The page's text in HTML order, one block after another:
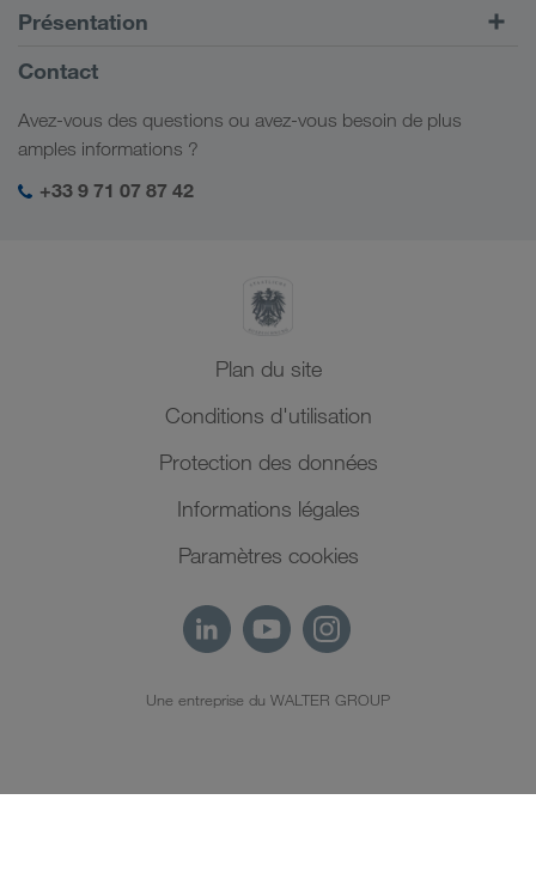
Portail client CONNECT
Solutions numériques
Mon espace de connexion LKW WALTER
Europe
Caucase
Asie Centrale
Moyen-Orient
Afrique du Nord
Présentation
Informations générales
Responsabilité sociale
Contact
Avez-vous des questions ou avez-vous besoin de plus
amples informations ?
+33 9 71 07 87 42
Plan du site
Conditions d'utilisation
Protection des données
Informations légales
Paramètres cookies
Une entreprise du WALTER GROUP